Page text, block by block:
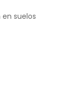
suelos